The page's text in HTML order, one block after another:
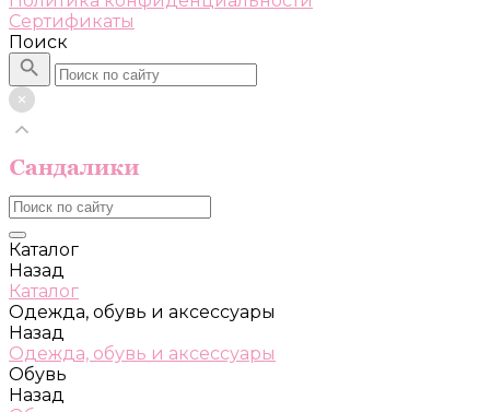
Сертификаты
Поиск
Каталог
Назад
Каталог
Одежда, обувь и аксессуары
Назад
Одежда, обувь и аксессуары
Обувь
Назад